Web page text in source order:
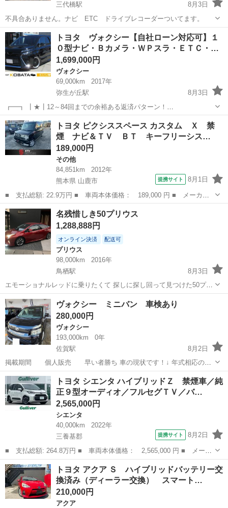
三代橋駅
8月3日
不具合ありません。ナビ ETC ドライブレコーダーついてます。
佐賀 西松浦郡 三代橋駅 シエンタ
トヨタ ヴォクシー【自社ローン対応可】１
０型ナビ・Ｂカメラ・ＷＰスラ・ＥＴＣ・…
1,699,000円
ヴォクシー
69,000km
2017年
弥生が丘駅
8月3日
┏━┓ ┃★┃12～84回までの余裕ある返済パターン！
┗━┻━━━━━━━━━━━━━━━━━━━━ 自社ローン、提携
クレジットお申込みは最長84回（7年）までの設定！ 無理のない返済
でお車が購入でき毎月多数のお客...
佐賀 鳥栖市 弥生が丘駅 走行距離
トヨタ ピクシススペース カスタム Ｘ 禁
煙 ナビ＆ＴＶ ＢＴ キーフリーシス…
189,000円
その他
84,851km
2012年
熊本県 山鹿市
提携サイト 8月1日
■ 支払総額: 22.9万円 ■ 車両本体価格： 189,000 円 ■ メーカー
名： トヨタ ■ 車種名： ピクシススペース ■ グレード名： カ
スタム Ｘ 禁煙 ナビ＆ＴＶ ＢＴ キーフリーシステム セキュ
リティアラー...
熊本 山鹿市 その他
名残惜しき50プリウス
1,288,888円
オンライン決済 配送可
プリウス
98,000km
2016年
鳥栖駅
8月3日
エモーショナルレッドに乗りたくて 探しに探し回って見つけた50プリ
ウス。 手放す時期になってしまいました。 気になる方気軽にどうぞ👁️
現車確認は鳥栖フレスポ近辺で。 初度登録平成28年2月 現在2オーナ
ー車 事故歴...
佐賀 鳥栖市 鳥栖駅 走行距離
ヴォクシー ミニバン 車検あり
280,000円
ヴォクシー
193,000km
0年
佐賀駅
8月2日
掲載期間 個人販売 早い者勝ち 車の現状です！↓ 年式相応の小
傷 1.タッチペンでの修正箇所2ヵ所程 目立つものではありません❗
2.リアタイヤ付近での外装のすり傷 3.バッテリーをディーラーで交
換済み ...
佐賀 佐賀市 佐賀駅 ヴォクシー シャコタン
トヨタ シエンタ ハイブリッドＺ 禁煙車／純
正９型オーディオ／フルセグＴＶ／バ…
2,565,000円
シエンタ
40,000km
2022年
三養基郡
提携サイト 8月2日
■ 支払総額: 264.8万円 ■ 車両本体価格： 2,565,000 円 ■ メーカ
ー名： トヨタ ■ 車種名： シエンタ ■ グレード名： ハイブリ
ッドＺ 禁煙車／純正９型オーディオ／フルセグＴＶ／バックカメラ
／ＢＳＭ...
佐賀 三養基郡 シエンタ
トヨタ アクア Ｓ ハイブリッドバッテリー交
換済み（ディーラー交換） スマート…
210,000円
アクア